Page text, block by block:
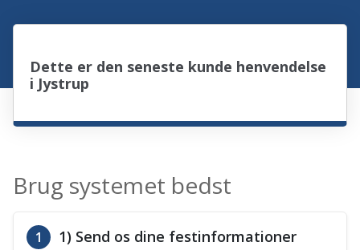
Dette er den seneste kunde henvendelse
i Jystrup
Brug systemet bedst
1 1) Send os dine festinformationer